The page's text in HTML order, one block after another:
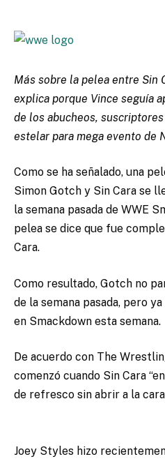
Más sobre la pelea entre Sin
explica porque Vince seguía
de los abucheos,
estelar para mega evento de
Como se ha señalado, una
Simon Gotch y Sin Cara se
la semana pasada de WWE
pelea se dice que fue
Cara.
Como resultado, Gotch no
de la semana pasada, pero
en Smackdown esta semana.
De acuerdo con The
comenzó cuando Sin Cara
de refresco sin abrir a la
Joey Styles hizo